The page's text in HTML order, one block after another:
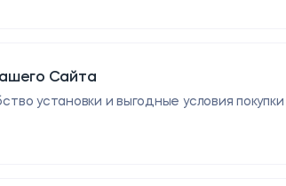
Сайта
установки и выгодные условия